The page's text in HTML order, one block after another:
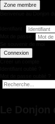
Zone membre
Connexion